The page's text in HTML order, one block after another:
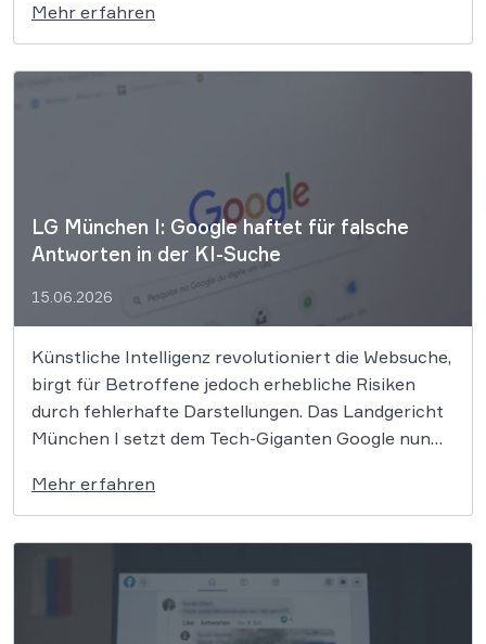
als „Aktion“ mit massiven Rabatten bewirbt, die
Preise in Wahrheit aber nie zuvor selbst verlangt
hat. Das Urteil setzt klare Grenzen für […]
Mehr erfahren
LG München I: Google haftet für falsche
Antworten in der KI-Suche
15.06.2026
Künstliche Intelligenz revolutioniert die Websuche,
birgt für Betroffene jedoch erhebliche Risiken
durch fehlerhafte Darstellungen. Das Landgericht
München I setzt dem Tech-Giganten Google nun
automatisierten KI-Zusammenfassungen falsche
Tatsachen verbreitet, greift die unmittelbare
Haftung des Suchmaschinenbetreibers. Das
Landgericht München I (LG München I) hat in
Mehr erfahren